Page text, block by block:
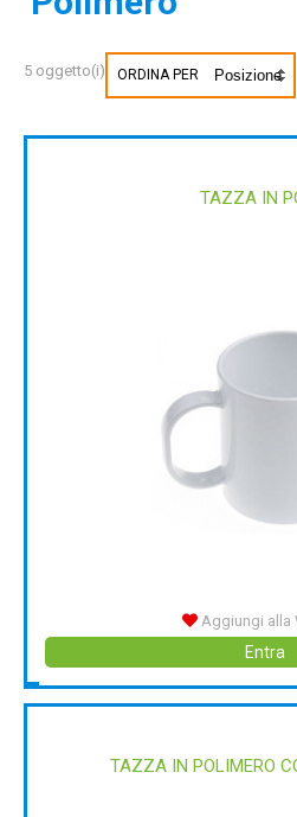
5 oggetto(i) ORDINA PER
TAZZA IN
Aggiungi alla
Entra
TAZZA IN POLIMERO